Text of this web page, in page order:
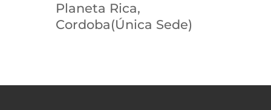
Planeta Rica,
Cordoba(Única Sede)